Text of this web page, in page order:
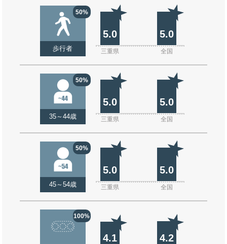
50%
歩行者
5.0 5.0
三重県 全国
50%
35～44歳
5.0 5.0
三重県 全国
50%
45～54歳
5.0 5.0
三重県 全国
100%
4.1 4.2